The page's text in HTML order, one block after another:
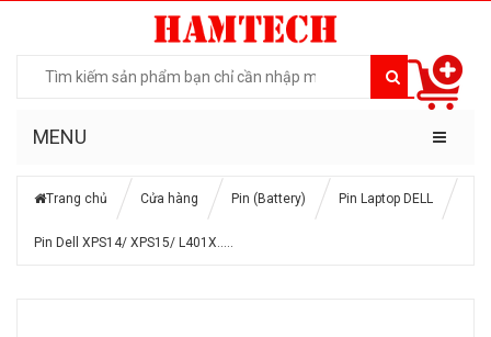
MENU
Trang chủ Cửa hàng Pin (Battery) Pin Laptop DELL
Pin Dell XPS14/ XPS15/ L401X…..